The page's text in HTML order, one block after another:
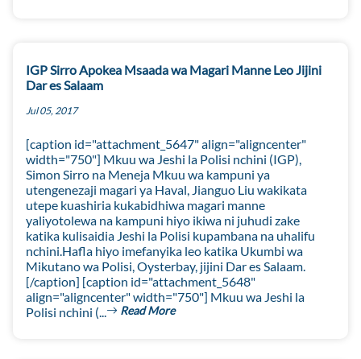
IGP Sirro Apokea Msaada wa Magari Manne Leo Jijini
Dar es Salaam
Jul 05, 2017
[caption id="attachment_5647" align="aligncenter"
width="750"] Mkuu wa Jeshi la Polisi nchini (IGP),
Simon Sirro na Meneja Mkuu wa kampuni ya
utengenezaji magari ya Haval, Jianguo Liu wakikata
utepe kuashiria kukabidhiwa magari manne
yaliyotolewa na kampuni hiyo ikiwa ni juhudi zake
katika kulisaidia Jeshi la Polisi kupambana na uhalifu
nchini.Hafla hiyo imefanyika leo katika Ukumbi wa
Mikutano wa Polisi, Oysterbay, jijini Dar es Salaam.
[/caption] [caption id="attachment_5648"
align="aligncenter" width="750"] Mkuu wa Jeshi la
Polisi nchini (...
Read More